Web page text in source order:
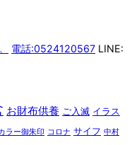
電話:0524120567 LINE:
お財布供養 ご入滅 イラス
ラー御朱印 コロナ サイフ 中村